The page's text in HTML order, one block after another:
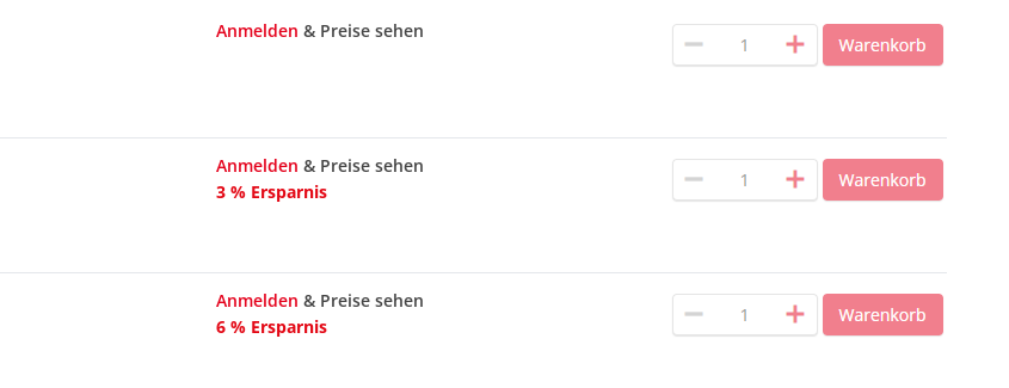
Anmelden & Preise sehen
Anmelden & Preise sehen
3 % Ersparnis
Anmelden & Preise sehen
6 % Ersparnis